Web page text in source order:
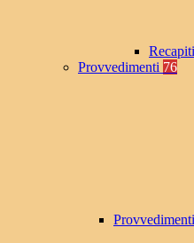
Provvedimenti 76